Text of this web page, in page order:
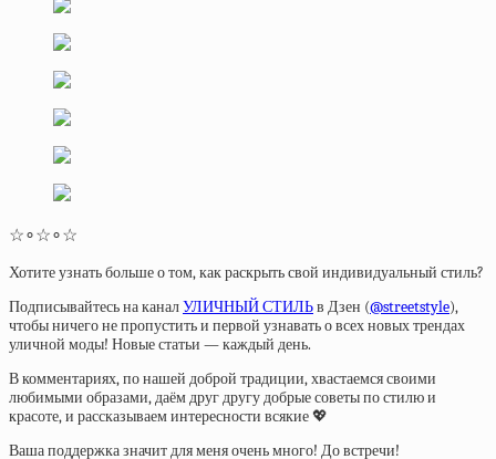
☆∘☆∘☆
Хотите узнать больше о том, как раскрыть свой индивидуальный стиль?
Подписывайтесь на каналУЛИЧНЫЙ СТИЛЬв Дзен (@streetstyle),
чтобы ничего не пропустить и первой узнавать о всех новых трендах
уличной моды! Новые статьи — каждый день.
В комментариях, по нашей доброй традиции, хвастаемся своими
любимыми образами, даём друг другу добрые советы по стилю и
красоте, и рассказываем интересности всякие 💖
Ваша поддержка значит для меня очень много! До встречи!